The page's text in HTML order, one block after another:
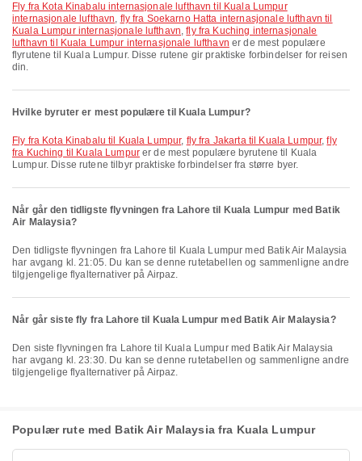
fly fra Kota Kinabalu internasjonale lufthavn til Kuala Lumpur
internasjonale lufthavn, fly fra Soekarno Hatta internasjonale lufthavn til
Kuala Lumpur internasjonale lufthavn,fly fra Kuching internasjonale
lufthavn til Kuala Lumpur internasjonale lufthavn er de mest populære
flyrutene til Kuala Lumpur. Disse rutene gir praktiske forbindelser for reisen
din.
Hvilke byruter er mest populære til Kuala Lumpur?
fly fra Kota Kinabalu til Kuala Lumpur, fly fra Jakarta til Kuala Lumpur,fly
fra Kuching til Kuala Lumpurer de mest populære byrutene til Kuala
Lumpur. Disse rutene tilbyr praktiske forbindelser fra større byer.
Når går den tidligste flyvningen fra Lahore til Kuala Lumpur med Batik
Air Malaysia?
Den tidligste flyvningen fra Lahore til Kuala Lumpur med Batik Air Malaysia
har avgang kl. 21:05. Du kan se denne rutetabellen og sammenligne andre
tilgjengelige flyalternativer på Airpaz.
Når går siste fly fra Lahore til Kuala Lumpur med Batik Air Malaysia?
Den siste flyvningen fra Lahore til Kuala Lumpur med Batik Air Malaysia
har avgang kl. 23:30. Du kan se denne rutetabellen og sammenligne andre
tilgjengelige flyalternativer på Airpaz.
Populær rute med Batik Air Malaysia fra Kuala Lumpur